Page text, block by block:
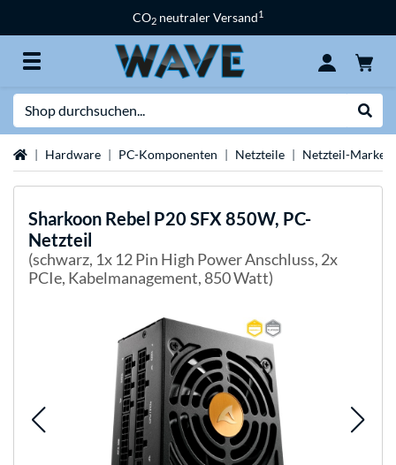
CO2 neutraler Versand1
StartseiteHardware PC-Komponenten Netzteile Netzteil-Marken
Sharkoon Rebel P20 SFX 850W, PC-
Netzteil
(schwarz, 1x 12 Pin High Power Anschluss, 2x
PCIe, Kabelmanagement, 850 Watt)